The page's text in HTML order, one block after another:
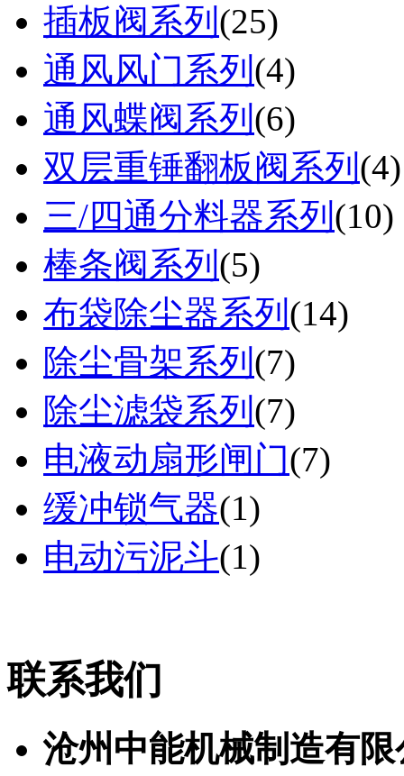
插板阀系列 (25)
通风风门系列 (4)
通风蝶阀系列 (6)
双层重锤翻板阀系列 (4)
三/四通分料器系列 (10)
棒条阀系列 (5)
布袋除尘器系列 (14)
除尘骨架系列 (7)
除尘滤袋系列 (7)
电液动扇形闸门(7)
缓冲锁气器(1)
电动污泥斗(1)
联系我们
沧州中能机械制造有限